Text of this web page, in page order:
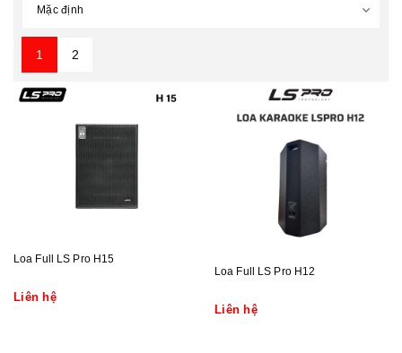
1 2
Loa Full LS Pro H15
Liên hệ
Loa Full LS Pro H12
Liên hệ